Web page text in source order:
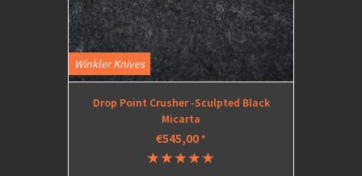
Winkler Knives
Drop Point Crusher -Sculpted Black
Micarta
€545,00*